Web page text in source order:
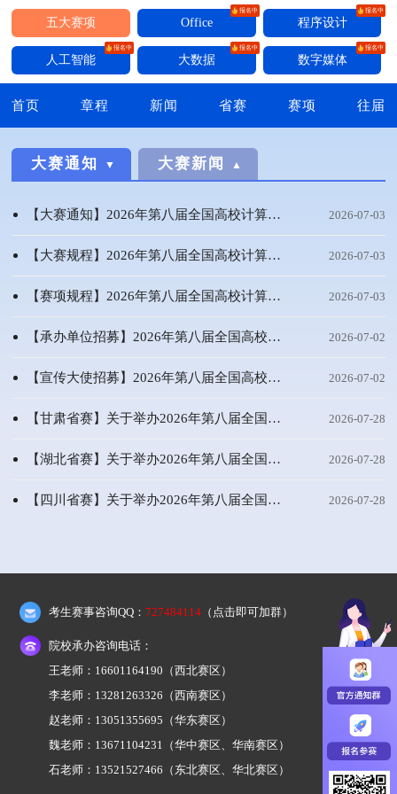
五大赛项
报名中
Office
报名中
程序设计
报名中
人工智能
报名中
大数据
报名中
数字媒体
首页 章程 新闻 省赛 赛项 往届
大赛通知 大赛新闻
【大赛通知】2026年第八届全国高校计算机能力挑战赛报名已开启！ 2026-07-03
【大赛规程】2026年第八届全国高校计算机能力挑战赛 2026-07-03
【赛项规程】2026年第八届全国高校计算机能力挑战赛 2026-07-03
【承办单位招募】2026年第八届全国高校计算机能力挑战赛 2026-07-02
【宣传大使招募】2026年第八届全国高校计算机能力挑战赛 2026-07-02
【甘肃省赛】关于举办2026年第八届全国高校计算机能力挑战赛甘肃赛区暨甘肃省高校计算机能力挑战赛的通知 2026-07-28
【湖北省赛】关于举办2026年第八届全国高校计算机能力挑战赛湖北选拔赛暨第四届湖北省高校计算机能力挑战赛的通知 2026-07-28
【四川省赛】关于举办2026年第八届全国高校计算机能力挑战赛四川赛区暨四川省高校计算机能力挑战赛的通知 2026-07-28
考生赛事咨询QQ：727484114 （点击即可加群）
院校承办咨询电话：
王老师：16601164190 （西北赛区）
李老师：13281263326 （西南赛区）
赵老师：13051355695 （华东赛区）
魏老师：13671104231 （华中赛区、华南赛区）
石老师：13521527466 （东北赛区、华北赛区）